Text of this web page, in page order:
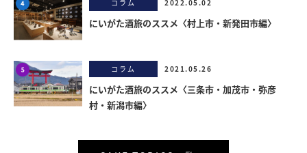
にいがた酒旅のススメ〈村上市・新発田市編〉
コラム 2022.05.02
にいがた酒旅のススメ〈三条市・加茂市・弥彦
村・新潟市編〉
コラム 2021.05.26